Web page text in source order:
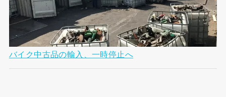
バイク中古品の輸入、一時停止へ